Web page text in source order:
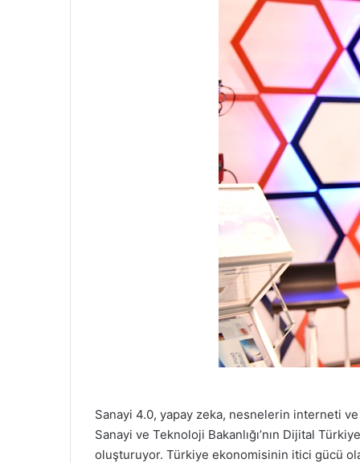
Sanayi 4.0, yapay zeka, nesnelerin interneti
Sanayi ve Teknoloji Bakanlığı’nın Dijital
oluşturuyor. Türkiye ekonomisinin itici gücü